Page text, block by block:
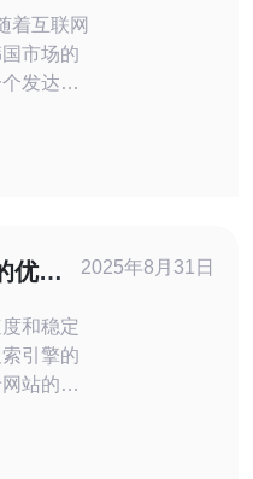
市场的
发达的
的差
优势
和稳定
引擎的
站的成
2025年8月31日